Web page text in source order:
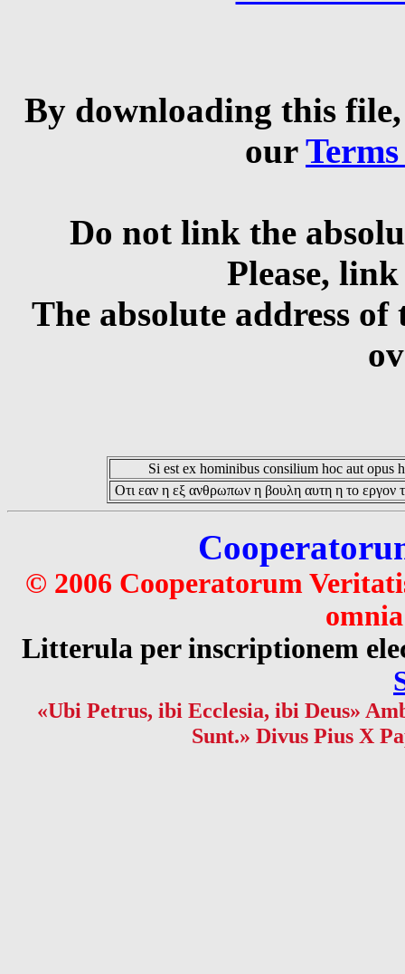
By downloading this
our
Do not link the
Please,
The absolute address
Si est ex hominibus consilium hoc aut opus
Οτι εαν η εξ ανθρωπων η βουλη αυτη η το εργον
© 2006 Cooperatorum
Litterula per inscriptionem
«Ubi Petrus, ibi Ecclesia, ibi Deus»
Sunt.» Divus Pius X